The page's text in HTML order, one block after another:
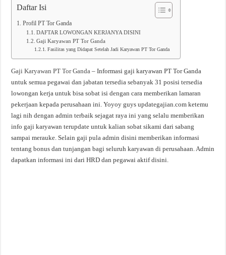
Daftar Isi
Profil PT Tor Ganda
DAFTAR LOWONGAN KERJANYA DISINI
Gaji Karyawan PT Tor Ganda
Fasilitas yang Didapat Setelah Jadi Karyawan PT Tor Ganda
Gaji Karyawan PT Tor Ganda – Informasi gaji karyawan PT Tor Ganda
untuk semua pegawai dan jabatan tersedia sebanyak 31 posisi tersedia
lowongan kerja untuk bisa sobat isi dengan cara memberikan lamaran
pekerjaan kepada perusahaan ini. Yoyoy guys updategajian.com ketemu
lagi nih dengan admin terbaik sejagat raya ini yang selalu memberikan
info gaji karyawan terupdate untuk kalian sobat sikami dari sabang
sampai merauke. Selain gaji pula admin disini memberikan informasi
tentang bonus dan tunjangan bagi seluruh karyawan di perusahaan. Admin
dapatkan informasi ini dari HRD dan pegawai aktif disini.